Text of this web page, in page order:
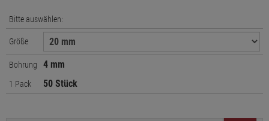
Bitte auswählen:
Größe
Bohrung 4 mm
1 Pack 50 Stück